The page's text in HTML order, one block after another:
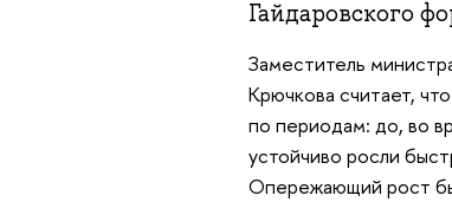
Гайдаровского
Заместитель
Крючкова считает,
по периодам: до, во
устойчиво росли
Опережающий рост